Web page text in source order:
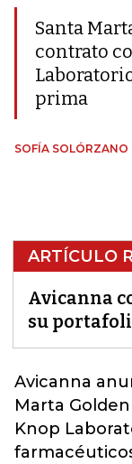
Santa
contrato
prima
SOFÍA SOLÓRZANO
ARTÍCULO
Avicanna
su
Avicanna
Marta
Knop